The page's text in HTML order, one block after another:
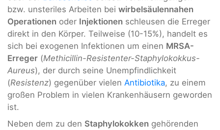
bzw. unsteriles Arbeiten bei wirbelsäulennahen
Operationen oder Injektionen schleusen die Erreger
direkt in den Körper. Teilweise (10-15%), handelt es
sich bei exogenen Infektionen um einen MRSA-
Erreger (Methicillin-Resistenter-Staphylokokkus-
Aureus), der durch seine Unempfindlichkeit
(Resistenz) gegenüber vielen Antibiotika, zu einem
großen Problem in vielen Krankenhäusern geworden
ist.
Neben dem zu den Staphylokokken gehörenden